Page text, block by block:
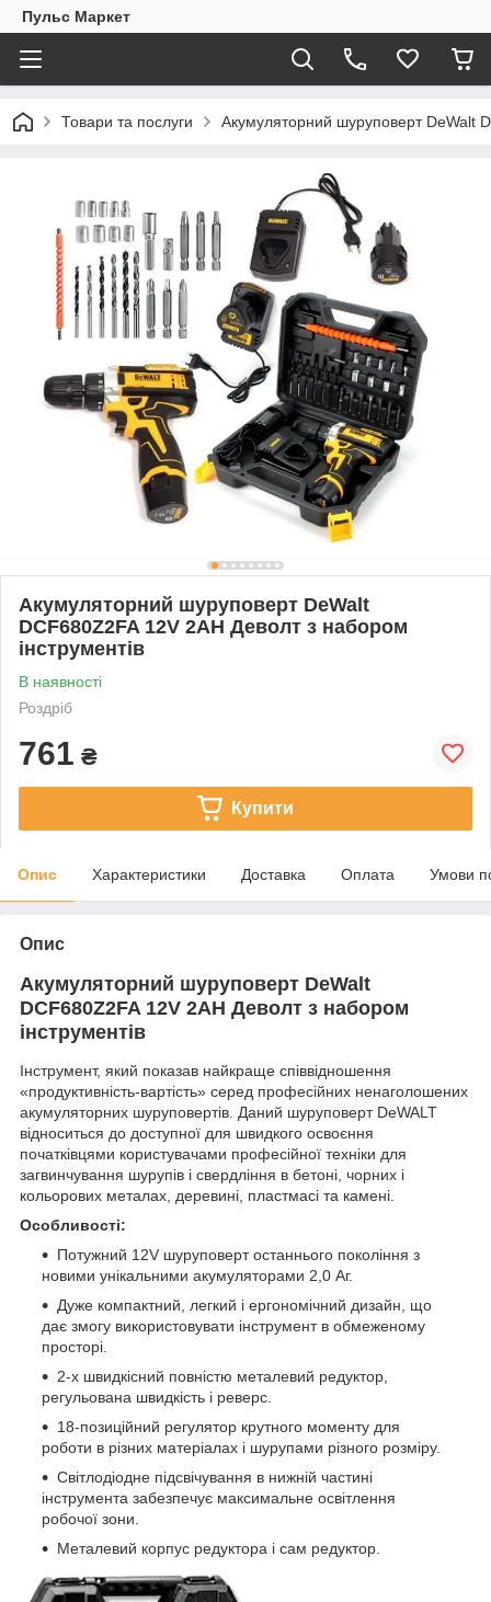
Пульс Маркет
Товари та послуги Акумуляторний шуруповерт DeWalt
Акумуляторний шуруповерт DeWalt
DCF680Z2FA 12V 2АН Деволт з набором
інструментів
В наявності
Роздріб
761 ₴
Купити
Опис Характеристики Доставка Оплата Умови
Опис
Акумуляторний шуруповерт DeWalt
DCF680Z2FA 12V 2АН Деволт з набором
інструментів
Інструмент, який показав найкраще співвідношення
«продуктивність-вартість» серед професійних ненаголошених
акумуляторних шуруповертів. Даний шуруповерт DeWALT
відноситься до доступної для швидкого освоєння
початківцями користувачами професійної техніки для
загвинчування шурупів і свердління в бетоні, чорних і
кольорових металах, деревині, пластмасі та камені.
Особливості:
Потужний 12V шуруповерт останнього покоління з
новими унікальними акумуляторами 2,0 Аг.
Дуже компактний, легкий і ергономічний дизайн, що
дає змогу використовувати інструмент в обмеженому
просторі.
2-х швидкісний повністю металевий редуктор,
регульована швидкість і реверс.
18-позиційний регулятор крутного моменту для
роботи в різних матеріалах і шурупами різного розміру.
Світлодіодне підсвічування в нижній частині
інструмента забезпечує максимальне освітлення
робочої зони.
Металевий корпус редуктора і сам редуктор.